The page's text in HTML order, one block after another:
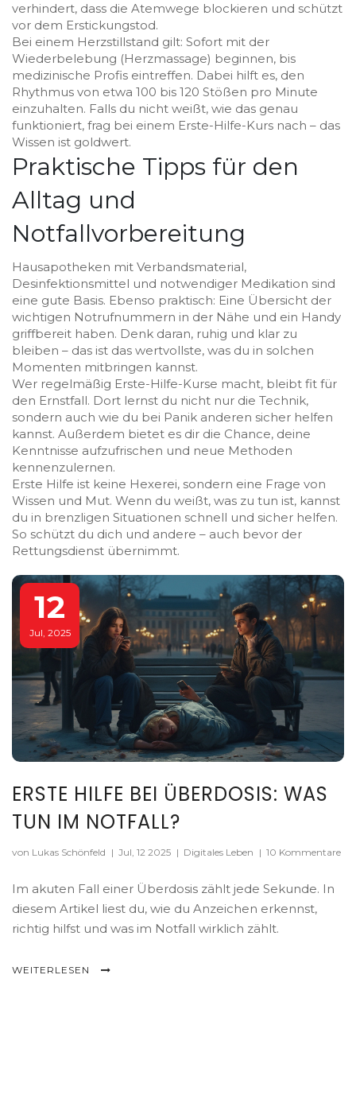
verhindert, dass die Atemwege blockieren und schützt
vor dem Erstickungstod.
Bei einem Herzstillstand gilt: Sofort mit der
Wiederbelebung (Herzmassage) beginnen, bis
medizinische Profis eintreffen. Dabei hilft es, den
Rhythmus von etwa 100 bis 120 Stößen pro Minute
einzuhalten. Falls du nicht weißt, wie das genau
funktioniert, frag bei einem Erste-Hilfe-Kurs nach – das
Wissen ist goldwert.
Praktische Tipps für den
Alltag und
Notfallvorbereitung
Hausapotheken mit Verbandsmaterial,
Desinfektionsmittel und notwendiger Medikation sind
eine gute Basis. Ebenso praktisch: Eine Übersicht der
wichtigen Notrufnummern in der Nähe und ein Handy
griffbereit haben. Denk daran, ruhig und klar zu
bleiben – das ist das wertvollste, was du in solchen
Momenten mitbringen kannst.
Wer regelmäßig Erste-Hilfe-Kurse macht, bleibt fit für
den Ernstfall. Dort lernst du nicht nur die Technik,
sondern auch wie du bei Panik anderen sicher helfen
kannst. Außerdem bietet es dir die Chance, deine
Kenntnisse aufzufrischen und neue Methoden
kennenzulernen.
Erste Hilfe ist keine Hexerei, sondern eine Frage von
Wissen und Mut. Wenn du weißt, was zu tun ist, kannst
du in brenzligen Situationen schnell und sicher helfen.
So schützt du dich und andere – auch bevor der
Rettungsdienst übernimmt.
12
Jul, 2025
ERSTE HILFE BEI ÜBERDOSIS: WAS
TUN IM NOTFALL?
von Lukas Schönfeld | Jul, 12 2025 | Digitales Leben | 10 Kommentare
Im akuten Fall einer Überdosis zählt jede Sekunde. In
diesem Artikel liest du, wie du Anzeichen erkennst,
richtig hilfst und was im Notfall wirklich zählt.
WEITERLESEN